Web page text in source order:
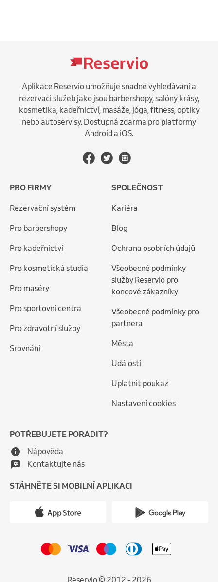
Aplikace Reservio umožňuje snadné vyhledávání a
rezervaci služeb jako jsou barbershopy, salóny krásy,
kosmetika, kadeřnictví, masáže, jóga, fitness, optiky
nebo autoservisy. Dostupná zdarma pro platformy
Android a iOS.
PRO FIRMY
Rezervační systém
Pro barbershopy
Pro kadeřnictví
Pro kosmetická studia
Pro maséry
Pro sportovní centra
Pro zdravotní služby
Srovnání
SPOLEČNOST
Kariéra
Blog
Ochrana osobních údajů
Všeobecné podmínky
služby Reservio pro
koncové zákazníky
Všeobecné podmínky pro
partnera
Města
Události
Uplatnit poukaz
Nastavení cookies
POTŘEBUJETE PORADIT?
Nápověda
Kontaktujte nás
STÁHNĚTE SI MOBILNÍ APLIKACI
Reservio © 2012 - 2026